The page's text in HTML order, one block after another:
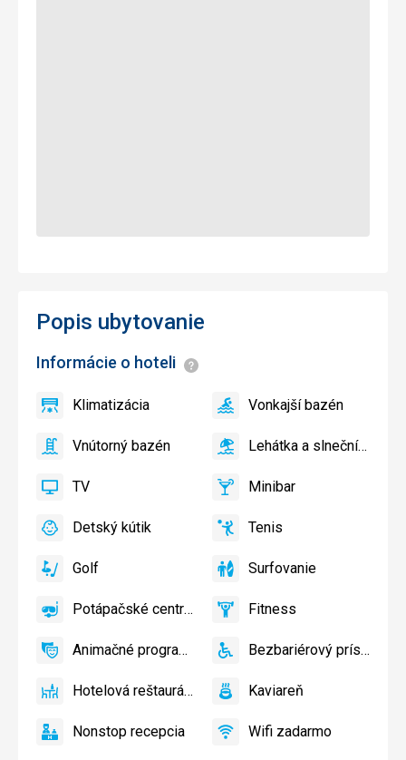
Popis ubytovanie
Informácie o hoteli Informácie
Klimatizácia
Klimatizácia
áno
VonkajšíVonkajší bazén
áno
Vnútorný
Vnútorný bazén
áno
Lehátka
slnečníky
bazéne
Lehátka
a
slnečníky
na
zadarmo
Lehátka a slnečníky pri bazéne zadarmo
áno
TV TV
áno
Minibar,Minibar
áno
Detský
Detské
Detský
Detský kútik
áno
Tenis,Tenis
áno
Golf Golf
áno Surfovanie
Surfovanie
áno
Potápačské
Potápačské centrum
áno FitnessFitness
áno
Animačné
Animačné programy
áno
Bezbariérový
Bezbariérový prístup
áno
Hotelová
Hotelová reštaurácia
áno KaviareňKaviareň
áno
NonstopNonstop recepcia
áno
Wifi
Wifi zadarmo
áno